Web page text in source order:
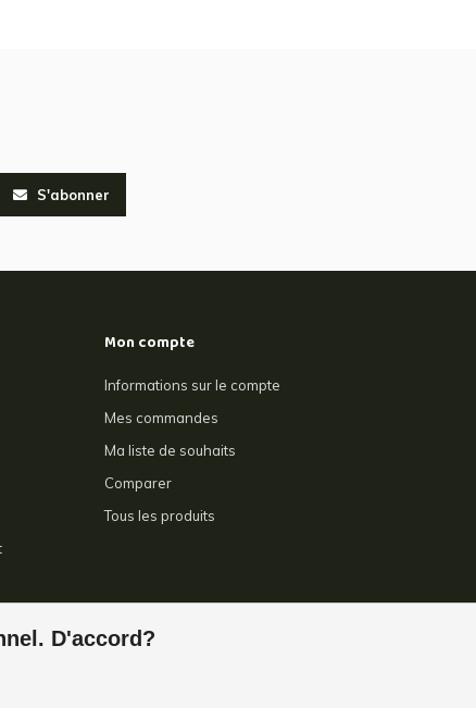
D'accord?
S'abonner
Mon compte
Informations sur le compte
Mes commandes
Ma liste de souhaits
Comparer
Tous les produits